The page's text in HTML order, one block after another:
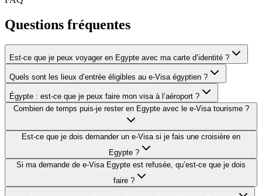
Questions fréquentes
Est-ce que je peux voyager en Egypte avec ma carte d’identité ?
Quels sont les lieux d’entrée éligibles au e-Visa égyptien ?
Égypte : est-ce que je peux faire mon visa à l’aéroport ?
Combien de temps puis-je rester en Egypte avec le e-Visa tourisme ?
Est-ce que je dois demander un e-Visa si je fais une croisière en
Egypte ?
Si ma demande de e-Visa Egypte est refusée, qu’est-ce que je dois
faire ?